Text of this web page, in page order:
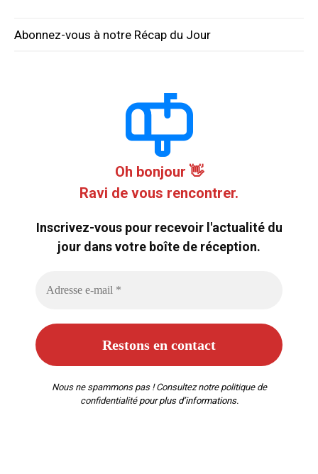
Abonnez-vous à notre Récap du Jour
Oh bonjour 👋
Ravi de vous rencontrer.
Inscrivez-vous pour recevoir l'actualité du
jour dans votre boîte de réception.
Nous ne spammons pas ! Consultez notre politique de
confidentialitépour plus d’informations.